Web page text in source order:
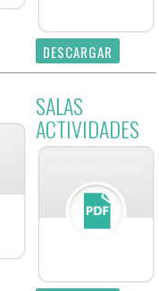
DESCARGAR
SALAS
ACTIVIDADES